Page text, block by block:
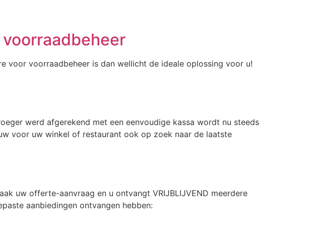
voor voorraadbeheer is dan wellicht de ideale oplossing voor u!
werd afgerekend met een eenvoudige kassa wordt nu steeds
voor uw winkel of restaurant ook op zoek naar de laatste
uw offerte-aanvraag en u ontvangt VRIJBLIJVEND meerdere
aanbiedingen ontvangen hebben: